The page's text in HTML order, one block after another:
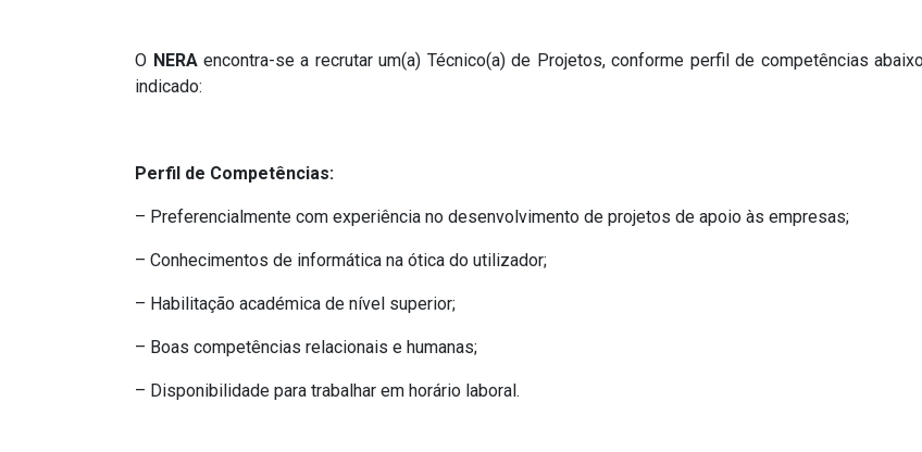
O NERAencontra-se a recrutar um(a) Técnico(a) de Projetos, conforme perfil de competências
indicado:
Perfil de Competências:
– Preferencialmente com experiência no desenvolvimento de projetos de apoio às empresas;
– Conhecimentos de informática na ótica do utilizador;
– Habilitação académica de nível superior;
– Boas competências relacionais e humanas;
– Disponibilidade para trabalhar em horário laboral.